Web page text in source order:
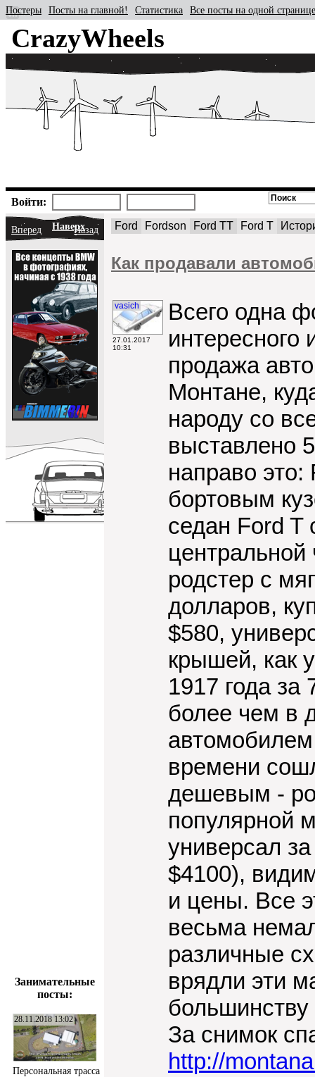
CrazyWheels
Постеры Посты на главной! Статистика Все посты на одной странице
Войти:
Вперед НаверхНазад
Занимательные
посты:
28.11.2018 13:02
Персональная трасса
Ford Fordson Ford TT Ford T
Как продавали
vasich
27.01.2017
10:31
Всего одна
продажа
Монтане,
народу со
выставлено
направо это:
бортовым
седан Ford T
центральной
родстер с
долларов,
$580,
крышей, как
1917 года за
более чем в
времени
дешевым -
популярной
универсал
$4100),
и цены. Все
весьма
различные
врядли эти
За снимок
http://